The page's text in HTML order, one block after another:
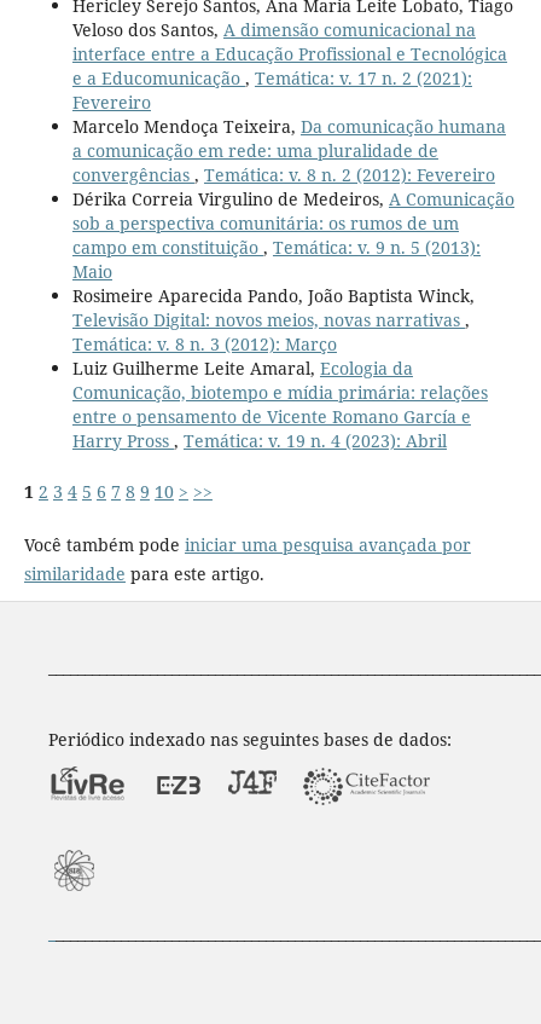
Hericley Serejo Santos, Ana Maria Leite Lobato, Tiago
Veloso dos Santos, A dimensão comunicacional na
interface entre a Educação Profissional e Tecnológica
e a Educomunicação , Temática: v. 17 n. 2 (2021):
Fevereiro
Marcelo Mendoça Teixeira, Da comunicação humana
a comunicação em rede: uma pluralidade de
convergências , Temática: v. 8 n. 2 (2012): Fevereiro
Dérika Correia Virgulino de Medeiros, A Comunicação
sob a perspectiva comunitária: os rumos de um
campo em constituição , Temática: v. 9 n. 5 (2013):
Maio
Rosimeire Aparecida Pando, João Baptista Winck,
Televisão Digital: novos meios, novas narrativas ,
Temática: v. 8 n. 3 (2012): Março
Luiz Guilherme Leite Amaral, Ecologia da
Comunicação, biotempo e mídia primária: relações
entre o pensamento de Vicente Romano García e
Harry Pross , Temática: v. 19 n. 4 (2023): Abril
1 2 3 4 5 6 7 8 9 10 > >>
Você também pode iniciar uma pesquisa avançada por
similaridade para este artigo.
Periódico indexado nas seguintes bases de dados: